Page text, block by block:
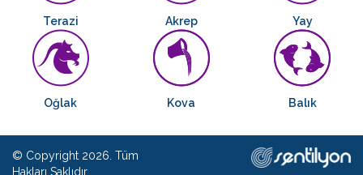
Terazi Akrep Yay
Oğlak Kova Balık
© Copyright 2026. Tüm
Hakları Saklıdır.